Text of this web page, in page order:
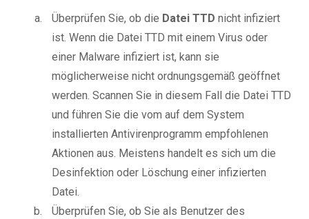
Überprüfen Sie, ob die Datei TTD nicht infiziert
ist. Wenn die Datei TTD mit einem Virus oder
einer Malware infiziert ist, kann sie
möglicherweise nicht ordnungsgemäß geöffnet
werden. Scannen Sie in diesem Fall die Datei TTD
und führen Sie die vom auf dem System
installierten Antivirenprogramm empfohlenen
Aktionen aus. Meistens handelt es sich um die
Desinfektion oder Löschung einer infizierten
Datei.
Überprüfen Sie, ob Sie als Benutzer des